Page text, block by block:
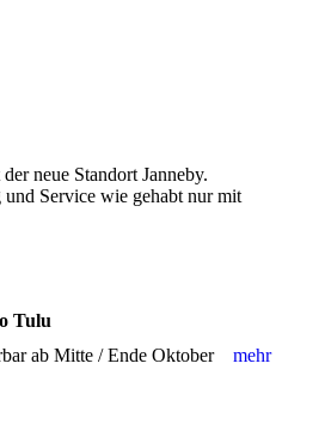
neue Standort Janneby.
und Service wie gehabt nur mit
Tulu
ab Mitte / Ende Oktober mehr